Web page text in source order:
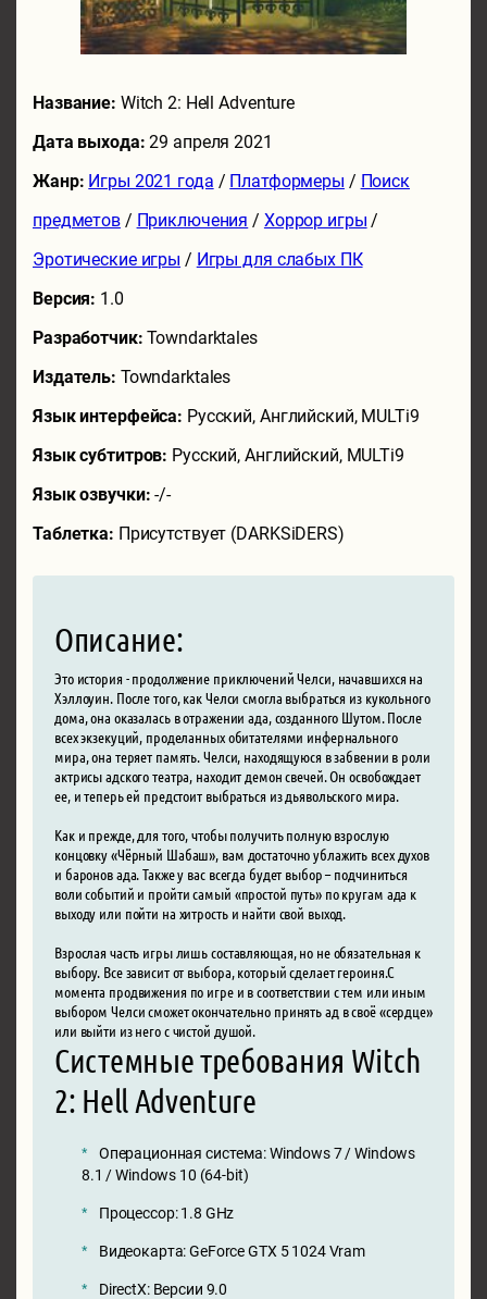
Название: Witch 2: Hell Adventure
Дата выхода:29 апреля 2021
Жанр: Игры 2021 года / Платформеры / Поиск
предметов/ Приключения / Хоррор игры /
Эротические игры / Игры для слабых ПК
Версия: 1.0
Разработчик:Towndarktales
Издатель: Towndarktales
Язык интерфейса: Русский, Английский, MULTi9
Язык субтитров: Русский, Английский, MULTi9
Язык озвучки:-/-
Таблетка: Присутствует (DARKSiDERS)
Описание:
Это история - продолжение приключений Челси, начавшихся на
Хэллоуин. После того, как Челси смогла выбраться из кукольного
дома, она оказалась в отражении ада, созданного Шутом. После
всех экзекуций, проделанных обитателями инфернального
мира, она теряет память. Челси, находящуюся в забвении в роли
актрисы адского театра, находит демон свечей. Он освобождает
ее, и теперь ей предстоит выбраться из дьявольского мира.
Как и прежде, для того, чтобы получить полную взрослую
концовку «Чёрный Шабаш», вам достаточно ублажить всех духов
и баронов ада. Также у вас всегда будет выбор – подчиниться
воли событий и пройти самый «простой путь» по кругам ада к
выходу или пойти на хитрость и найти свой выход.
Взрослая часть игры лишь составляющая, но не обязательная к
выбору. Все зависит от выбора, который сделает героиня.С
момента продвижения по игре и в соответствии с тем или иным
выбором Челси сможет окончательно принять ад в своё «сердце»
или выйти из него с чистой душой.
Системные требования Witch
2: Hell Adventure
Операционная система: Windows 7 / Windows
8.1 / Windows 10 (64-bit)
Процессор: 1.8 GHz
Видеокарта: GeForce GTX 5 1024 Vram
DirectX: Версии 9.0